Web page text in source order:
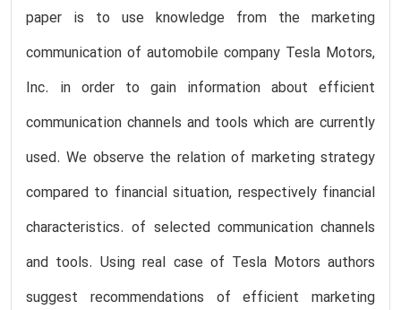
paper is to use knowledge from the marketing
communication of automobile company Tesla Motors,
Inc. in order to gain information about efficient
communication channels and tools which are currently
used. We observe the relation of marketing strategy
compared to financial situation, respectively financial
characteristics. of selected communication channels
and tools. Using real case of Tesla Motors authors
suggest recommendations of efficient marketing